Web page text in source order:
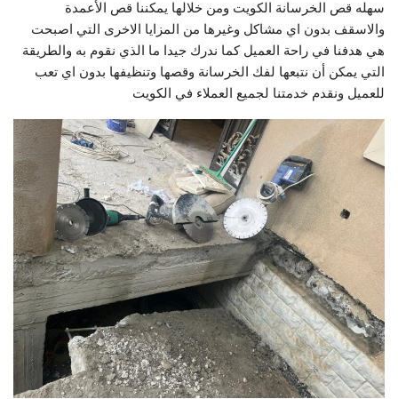
سهله قص الخرسانة الكويت ومن خلالها يمكننا قص الأعمدة
والاسقف بدون اي مشاكل وغيرها من المزايا الاخرى التي اصبحت
هي هدفنا في راحة العميل كما ندرك جيدا ما الذي نقوم به والطريقة
التي يمكن أن نتبعها لفك الخرسانة وقصها وتنظيفها بدون اي تعب
للعميل ونقدم خدمتنا لجميع العملاء في الكويت